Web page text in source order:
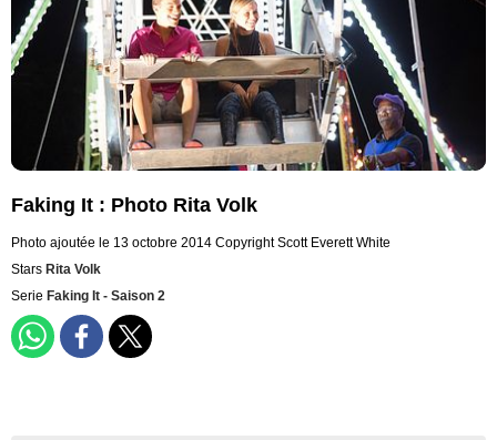
Faking It : Photo Rita Volk
Photo ajoutée le 13 octobre 2014 Copyright Scott Everett White
Stars Rita Volk
Serie Faking It - Saison 2